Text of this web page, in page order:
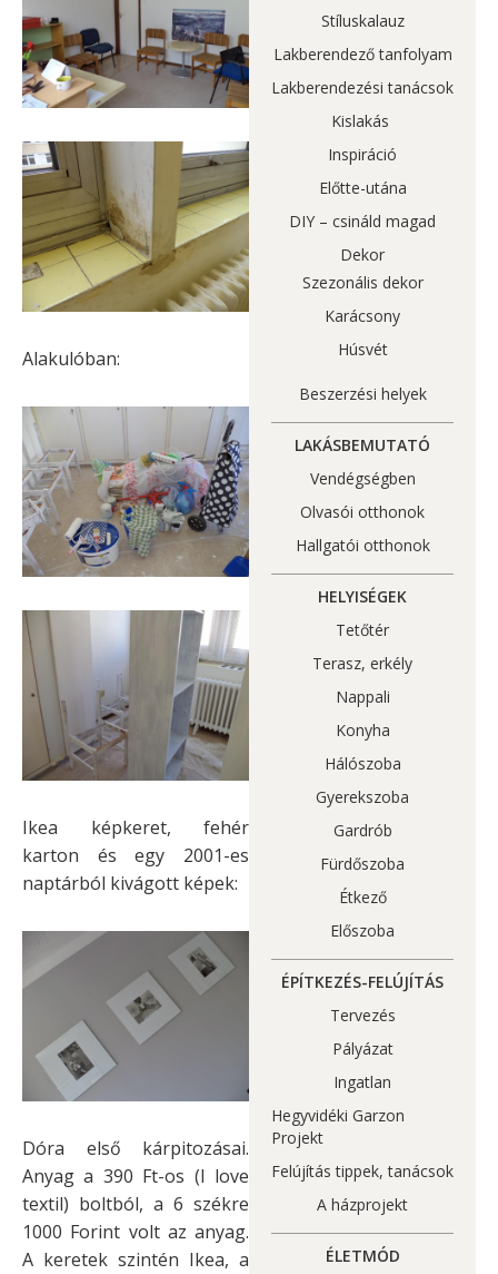
Alakulóban:
Ikea képkeret, fehér
karton és egy 2001-es
naptárból kivágott képek:
Dóra első kárpitozásai.
Anyag a 390 Ft-os (I love
textil) boltból, a 6 székre
1000 Forint volt az anyag.
A keretek szintén Ikea, a
Stíluskalauz
Lakberendező tanfolyam
Lakberendezési tanácsok
Kislakás
Inspiráció
Előtte-utána
DIY – csináld magad
Dekor
Szezonális dekor
Karácsony
Húsvét
Beszerzési helyek
LAKÁSBEMUTATÓ
Vendégségben
Olvasói otthonok
Hallgatói otthonok
HELYISÉGEK
Tetőtér
Terasz, erkély
Nappali
Konyha
Hálószoba
Gyerekszoba
Gardrób
Fürdőszoba
Étkező
Előszoba
ÉPÍTKEZÉS-FELÚJÍTÁS
Tervezés
Pályázat
Ingatlan
Hegyvidéki Garzon
Projekt
Felújítás tippek, tanácsok
A házprojekt
ÉLETMÓD